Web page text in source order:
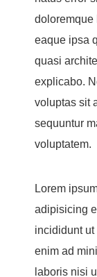
doloremque
eaque ipsa
quasi
explicabo.
voluptas sit
sequuntur
voluptatem.
Lorem
adipisicing
incididunt
enim ad
laboris nisi